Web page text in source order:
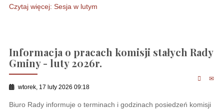
Czytaj więcej: Sesja w lutym
Informacja o pracach komisji stałych Rady
Gminy - luty 2026r.
wtorek, 17 luty 2026 09:18
Biuro Rady informuje o terminach i godzinach posiedzeń komisji